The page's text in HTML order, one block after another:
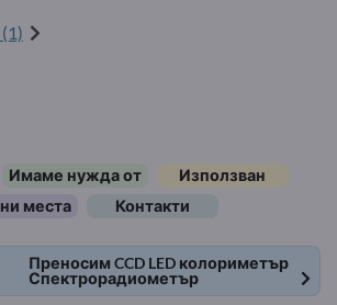
Имаме нужда от
Използван
места
Контакти
Преносим CCD LED колориметър
Спектрорадиометър